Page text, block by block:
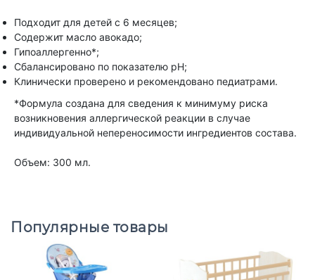
Подходит для детей с 6 месяцев;
Содержит масло авокадо;
Гипоаллергенно*;
Сбалансировано по показателю рН;
Клинически проверено и рекомендовано педиатрами.
*Формула создана для сведения к минимуму риска
возникновения аллергической реакции в случае
индивидуальной непереносимости ингредиентов состава.
Объем: 300 мл.
Популярные товары